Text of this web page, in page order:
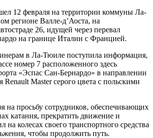
12 февраля на территории коммуны Ла-
регионе Валле-д’Аоста, на
26, идущей через перевал
на границе Италии с Францией.
в Ла-Тюиле поступила информация,
номер 7 расположенного здесь
«Эспас Сан-Бернардо» в направлении
Master серого цвета с польскими
на просьбу сотрудников, обеспечивающих
катания, прекратить движение и
на колесах своего транспортного средства
чтобы продолжить путь.